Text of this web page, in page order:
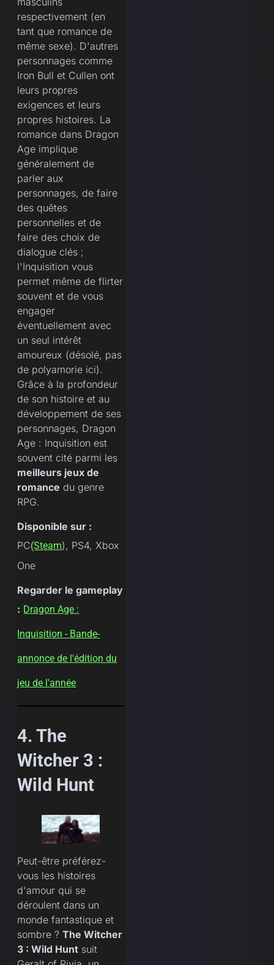
respectivement (en
tant que romance de
même sexe). D'autres
personnages comme
Iron Bull et Cullen ont
leurs propres
exigences et leurs
propres histoires. La
romance dans Dragon
Age implique
généralement de
parler aux
personnages, de faire
des quêtes
personnelles et de
faire des choix de
dialogue clés ;
l'Inquisition vous
permet même de flirter
souvent et de vous
engager
éventuellement avec
un seul intérêt
amoureux (désolé, pas
de polyamorie ici).
Grâce à la profondeur
de son histoire et au
développement de ses
personnages, Dragon
Age : Inquisition est
souvent cité parmi les
meilleurs jeux de
romance du genre
RPG.
Disponible sur :
PC(Steam), PS4, Xbox
One
Regarder le gameplay
: Dragon Age :
Inquisition - Bande-
annonce de l'édition du
jeu de l'année
4. The
Witcher 3 :
Wild Hunt
Peut-être préférez-
vous les histoires
d'amour qui se
déroulent dans un
monde fantastique et
sombre ?The Witcher
3 : Wild Hunt suit